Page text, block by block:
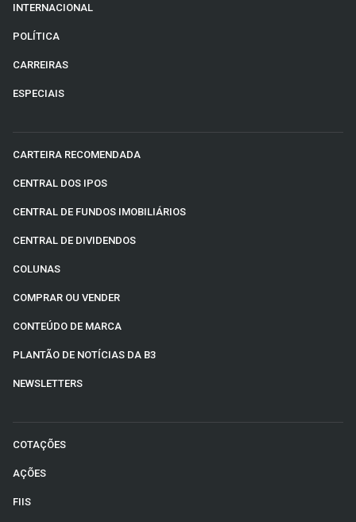
INTERNACIONAL
POLÍTICA
CARREIRAS
ESPECIAIS
CARTEIRA RECOMENDADA
CENTRAL DOS IPOS
CENTRAL DE FUNDOS IMOBILIÁRIOS
CENTRAL DE DIVIDENDOS
COLUNAS
COMPRAR OU VENDER
CONTEÚDO DE MARCA
PLANTÃO DE NOTÍCIAS DA B3
NEWSLETTERS
COTAÇÕES
AÇÕES
FIIS